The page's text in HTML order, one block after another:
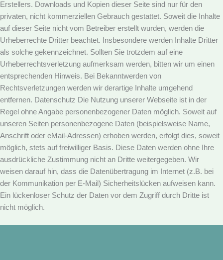
Erstellers. Downloads und Kopien dieser Seite sind nur für den
privaten, nicht kommerziellen Gebrauch gestattet. Soweit die Inhalte
auf dieser Seite nicht vom Betreiber erstellt wurden, werden die
Urheberrechte Dritter beachtet. Insbesondere werden Inhalte Dritter
als solche gekennzeichnet. Sollten Sie trotzdem auf eine
Urheberrechtsverletzung aufmerksam werden, bitten wir um einen
entsprechenden Hinweis. Bei Bekanntwerden von
Rechtsverletzungen werden wir derartige Inhalte umgehend
entfernen. Datenschutz Die Nutzung unserer Webseite ist in der
Regel ohne Angabe personenbezogener Daten möglich. Soweit auf
unseren Seiten personenbezogene Daten (beispielsweise Name,
Anschrift oder eMail-Adressen) erhoben werden, erfolgt dies, soweit
möglich, stets auf freiwilliger Basis. Diese Daten werden ohne Ihre
ausdrückliche Zustimmung nicht an Dritte weitergegeben. Wir
weisen darauf hin, dass die Datenübertragung im Internet (z.B. bei
der Kommunikation per E-Mail) Sicherheitslücken aufweisen kann.
Ein lückenloser Schutz der Daten vor dem Zugriff durch Dritte ist
nicht möglich.